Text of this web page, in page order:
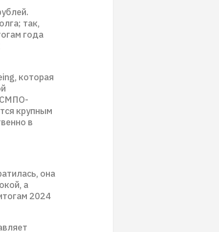
так,
года
которая
крупным
в
она
а
2024